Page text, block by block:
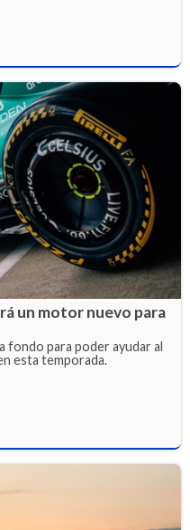
un motor nuevo para
fondo para poder ayudar al
esta temporada.